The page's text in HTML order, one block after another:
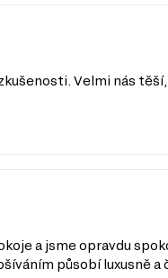
Velmi nás
a jsme opravdu
působí luxusně a